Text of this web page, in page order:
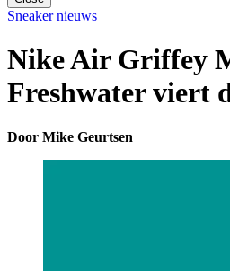
Sneaker nieuws
Nike Air Griffey
Freshwater viert
Door Mike Geurtsen